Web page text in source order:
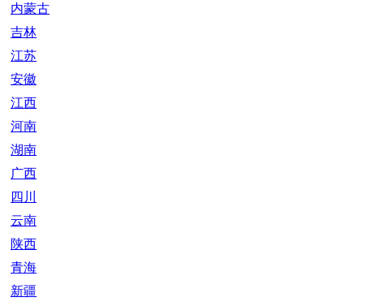
内蒙古
吉林
江苏
安徽
江西
河南
湖南
广西
四川
云南
陕西
青海
新疆